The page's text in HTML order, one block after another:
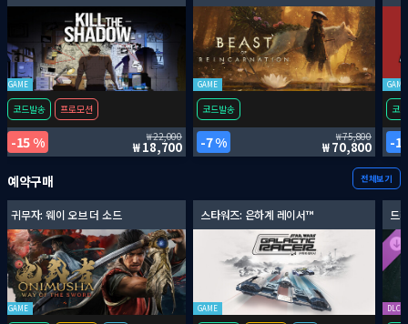
GAME
코드발송 프로모션
15 % 22,000
18,700
GAME
코드발송
7 % 75,800
70,800
GAME
코
예약구매 전체보기
귀무자: 웨이 오브 더 소드
GAME
스타워즈: 은하계 레이서™
GAME
드
DLC